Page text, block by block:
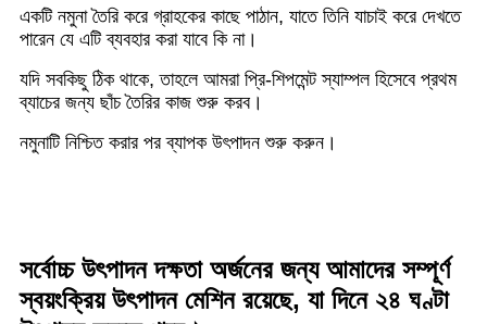
একটি নমুনা তৈরি করে গ্রাহকের কাছে পাঠান, যাতে তিনি যাচাই করে দেখতে
পারেন যে এটি ব্যবহার করা যাবে কি না।
যদি সবকিছু ঠিক থাকে, তাহলে আমরা প্রি-শিপমেন্ট স্যাম্পল হিসেবে প্রথম
ব্যাচের জন্য ছাঁচ তৈরির কাজ শুরু করব।
নমুনাটি নিশ্চিত করার পর ব্যাপক উৎপাদন শুরু করুন।
সর্বোচ্চ উৎপাদন দক্ষতা অর্জনের জন্য আমাদের সম্পূর্ণ
স্বয়ংক্রিয় উৎপাদন মেশিন রয়েছে, যা দিনে ২৪ ঘণ্টা